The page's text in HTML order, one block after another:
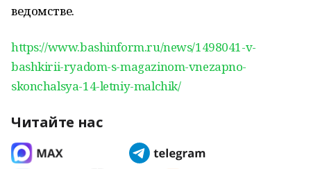
ведомстве.
https://www.bashinform.ru/news/1498041-v-
bashkirii-ryadom-s-magazinom-vnezapno-
skonchalsya-14-letniy-malchik/
Читайте нас